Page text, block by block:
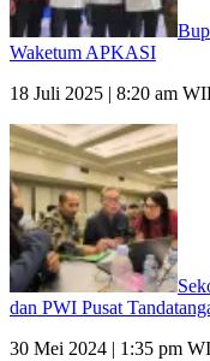
Waketum APKASI
18 Juli 2025 | 8:20 am
dan PWI Pusat
30 Mei 2024 | 1:35 pm